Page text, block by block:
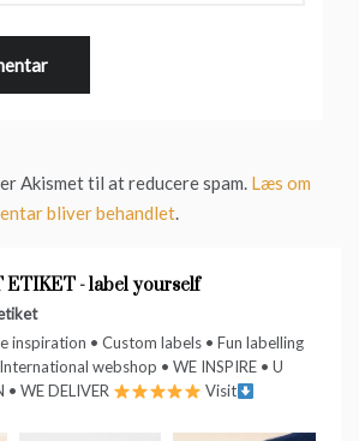
Akismet til at reducere spam. Læs om
bliver behandlet.
ETIKET - label yourself
inspiration • Custom labels • Fun labelling
webshop • WE INSPIRE • U
• WE DELIVER
Visit